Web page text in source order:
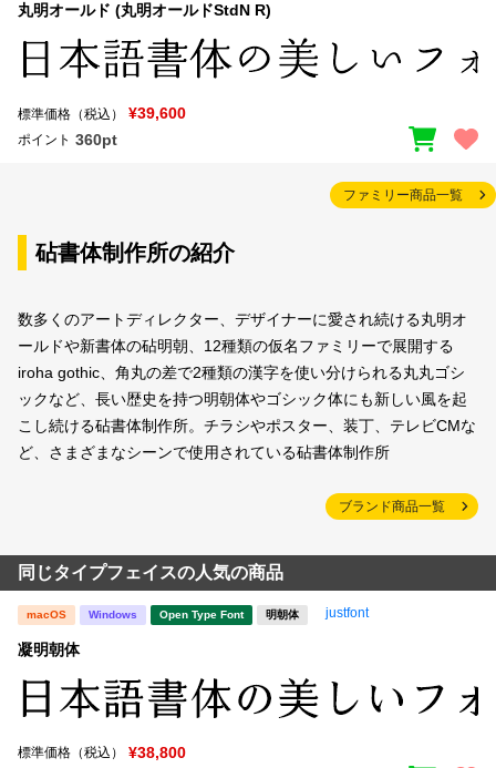
丸明オールド (丸明オールドStdN R)
標準価格（税込） ¥39,600
ポイント 360pt
ファミリー商品一覧
砧書体制作所の紹介
数多くのアートディレクター、デザイナーに愛され続ける丸明オ
ールドや新書体の砧明朝、12種類の仮名ファミリーで展開する
iroha gothic、角丸の差で2種類の漢字を使い分けられる丸丸ゴシ
ックなど、長い歴史を持つ明朝体やゴシック体にも新しい風を起
こし続ける砧書体制作所。チラシやポスター、装丁、テレビCMな
ど、さまざまなシーンで使用されている砧書体制作所
ブランド商品一覧
同じタイプフェイスの人気の商品
macOS Windows Open Type Font 明朝体 justfont
凝明朝体
標準価格（税込） ¥38,800